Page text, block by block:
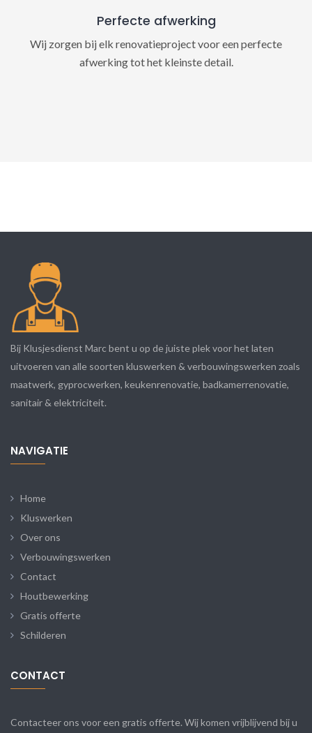
Perfecte afwerking
Wij zorgen bij elk renovatieproject voor een perfecte
afwerking tot het kleinste detail.
Bij Klusjesdienst Marc bent u op de juiste plek voor het laten
uitvoeren van alle soorten kluswerken & verbouwingswerken zoals
maatwerk, gyprocwerken, keukenrenovatie, badkamerrenovatie,
sanitair & elektriciteit.
NAVIGATIE
Home
Kluswerken
Over ons
Verbouwingswerken
Contact
Houtbewerking
Gratis offerte
Schilderen
CONTACT
Contacteer ons voor een gratis offerte. Wij komen vrijblijvend bij u